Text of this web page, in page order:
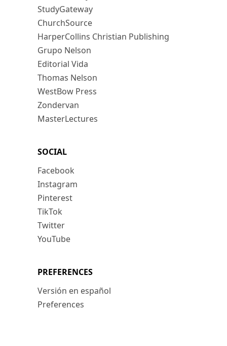
StudyGateway
ChurchSource
HarperCollins Christian Publishing
Grupo Nelson
Editorial Vida
Thomas Nelson
WestBow Press
Zondervan
MasterLectures
SOCIAL
Facebook
Instagram
Pinterest
TikTok
Twitter
YouTube
PREFERENCES
Versión en español
Preferences